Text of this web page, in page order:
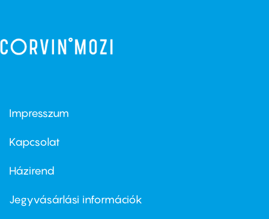
Footer
first
Impresszum
Kapcsolat
Footer
second
Házirend
Jegyvásárlási információk